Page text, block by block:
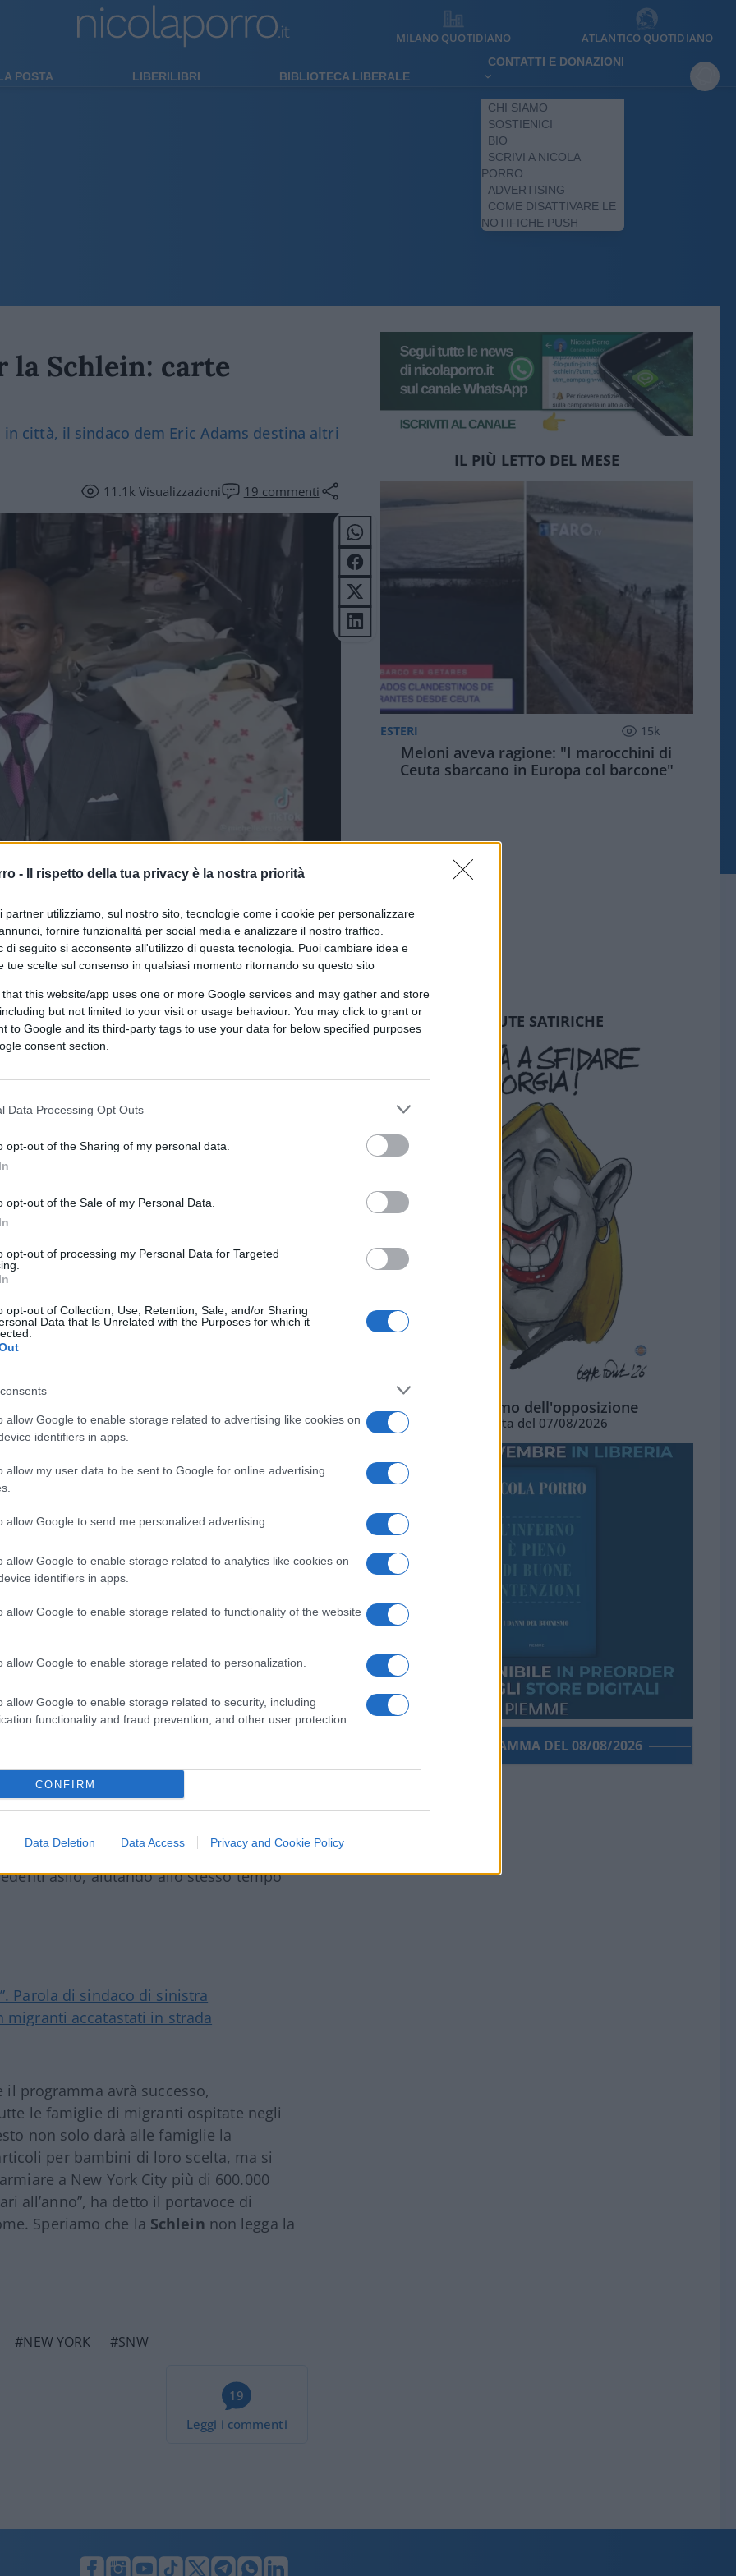
- Il rispetto della tua privacy è la nostra priorità
partner utilizziamo, sul nostro sito, tecnologie come i cookie per personalizzare
fornire funzionalità per social media e analizzare il nostro traffico.
di seguito si acconsente all'utilizzo di questa tecnologia. Puoi cambiare idea e
tue scelte sul consenso in qualsiasi momento ritornando su questo sito
that this website/app uses one or more Google services and may gather and store
but not limited to your visit or usage behaviour. You may click to grant or
to Google and its third-party tags to use your data for below specified purposes
consent section.
Data Processing Opt Outs
opt-out of the Sharing of my personal data.
opt-out of the Sale of my Personal Data.
opt-out of processing my Personal Data for Targeted
opt-out of Collection, Use, Retention, Sale, and/or Sharing
Data that Is Unrelated with the Purposes for which it
allow Google to enable storage related to advertising like cookies on
identifiers in apps.
allow my user data to be sent to Google for online advertising
allow Google to send me personalized advertising.
allow Google to enable storage related to analytics like cookies on
identifiers in apps.
allow Google to enable storage related to functionality of the website
allow Google to enable storage related to personalization.
allow Google to enable storage related to security, including
functionality and fraud prevention, and other user protection.
CONFIRM
Data Deletion Data Access Privacy and Cookie Policy
MILANO QUOTIDIANO ATLANTICO QUOTIDIANO
POSTA LIBERILIBRI BIBLIOTECA LIBERALE
CONTATTI E DONAZIONI
CHI SIAMO
SOSTIENICI
BIO
SCRIVI A NICOLA
PORRO
ADVERTISING
COME DISATTIVARE LE
NOTIFICHE PUSH
la Schlein: carte
città, il sindaco dem Eric Adams destina altri
11.1kVisualizzazioni 19 commenti
su Google CLICCA QUI
negliStati Unitiha causato
e l’aumento vertiginoso di
puntato il dito contro la Casa
concreti anziché le solite
il trend, il primo cittadino rosso ha
agli immigrati per incentivarli a
non è migliorata, eppure l’ultima
progetto di Elly Schlein (che temiamo
, l’amministrazione di Adams inizierà
di migranti ospitate negli hotel della
di dollari
ai richiedenti asilo che arrivano al
ad acquistare cibo. Il piano prevede
soggiorni di breve durata in albergo: la
offerto dalla location.
le prepagate possono essere
e nei minimarket. Quali sono i
devono firmare un
che spenderanno i fondi solo in
l’espulsione dal programma.
al programma statale di buoni pasto,
a basso reddito una carta di credito
stessa scala, ma rischia di
asilo per scegliere New York.
delle dimensioni della famiglia e
dettagli del contratto. Una famiglia di
quasi 1.000 dollari al mese, che
Le carte verranno ricaricate ogni 28
evidenziato con il CEO
Wole Coaxum
alle risorse finanziarie per le persone
asilo, aiutando allo stesso tempo
Parola di sindaco di sinistra
migranti accatastati in strada
programma avrà successo,
le famiglie di migranti ospitate negli
non solo darà alle famiglie la
per bambini di loro scelta, ma si
a New York City più di 600.000
all’anno”, ha detto il portavoce di
Speriamo che la Schlein non legga la
#NEW YORK #SNW
19
Leggi i commenti
IL PIÙ LETTO DEL MESE
ESTERI 15k
Meloni aveva ragione: "I marocchini di
Ceuta sbarcano in Europa col barcone"
SEDUTE SATIRICHE
L'ottimismo dell'opposizione
Vignetta del 07/08/2026
PORROGRAMMA DEL 08/08/2026